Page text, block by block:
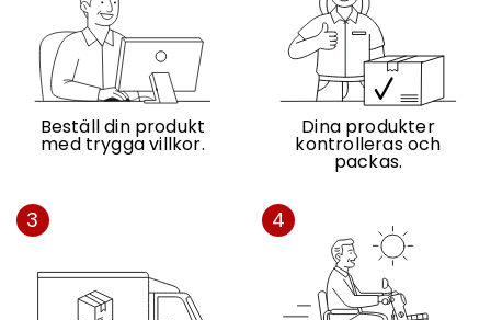
Beställ din produkt
med trygga villkor.
Dina produkter
kontrolleras och
packas.
3 4